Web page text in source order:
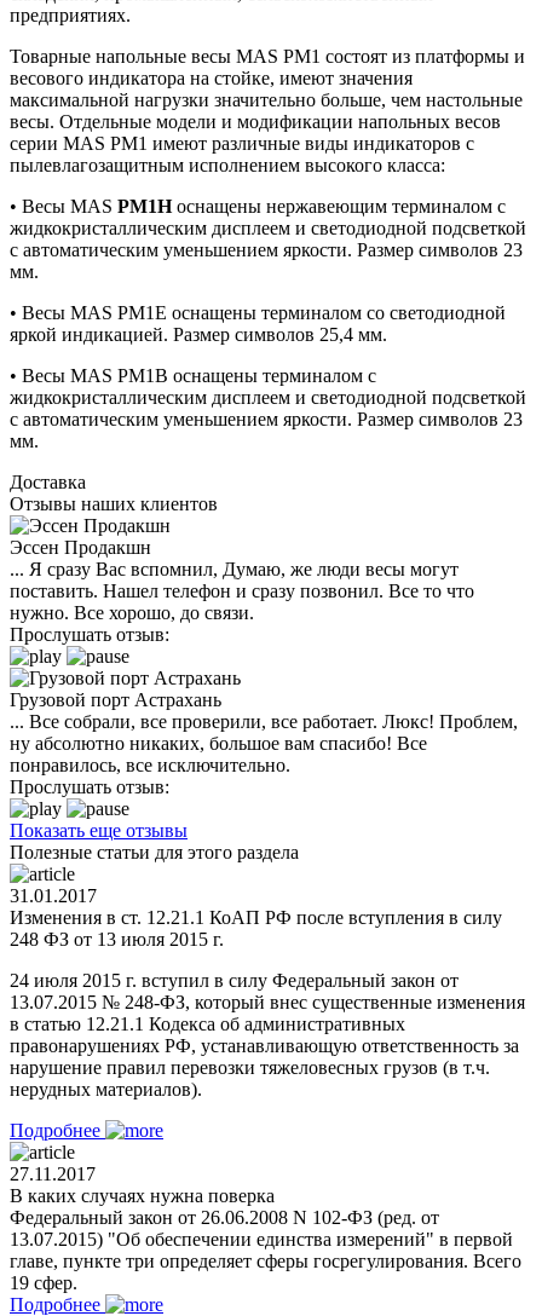
предприятиях.
Товарные напольные весы MAS PM1 состоят из платформы и
весового индикатора на стойке, имеют значения
максимальной нагрузки значительно больше, чем настольные
весы. Отдельные модели и модификации напольных весов
серии MAS PM1 имеют различные виды индикаторов с
пылевлагозащитным исполнением высокого класса:
• Весы MAS PM1Hоснащены нержавеющим терминалом с
жидкокристаллическим дисплеем и светодиодной подсветкой
с автоматическим уменьшением яркости. Размер символов 23
мм.
• Весы MAS PM1E оснащены терминалом со светодиодной
яркой индикацией. Размер символов 25,4 мм.
• Весы MAS PM1B оснащены терминалом с
жидкокристаллическим дисплеем и светодиодной подсветкой
с автоматическим уменьшением яркости. Размер символов 23
мм.
Доставка
Отзывы наших клиентов
Эссен Продакшн
... Я сразу Вас вспомнил, Думаю, же люди весы могут
поставить. Нашел телефон и сразу позвонил. Все то что
нужно. Все хорошо, до связи.
Прослушать отзыв:
Грузовой порт Астрахань
... Все собрали, все проверили, все работает. Люкс! Проблем,
ну абсолютно никаких, большое вам спасибо! Все
понравилось, все исключительно.
Прослушать отзыв:
Показать еще отзывы
Полезные статьи для этого раздела
31.01.2017
Изменения в ст. 12.21.1 КоАП РФ после вступления в силу
248 ФЗ от 13 июля 2015 г.
24 июля 2015 г. вступил в силу Федеральный закон от
13.07.2015 № 248-ФЗ, который внес существенные изменения
в статью 12.21.1 Кодекса об административных
правонарушениях РФ, устанавливающую ответственность за
нарушение правил перевозки тяжеловесных грузов (в т.ч.
нерудных материалов).
Подробнее
27.11.2017
В каких случаях нужна поверка
Федеральный закон от 26.06.2008 N 102-ФЗ (ред. от
13.07.2015) "Об обеспечении единства измерений" в первой
главе, пункте три определяет сферы госрегулирования. Всего
19 сфер.
Подробнее